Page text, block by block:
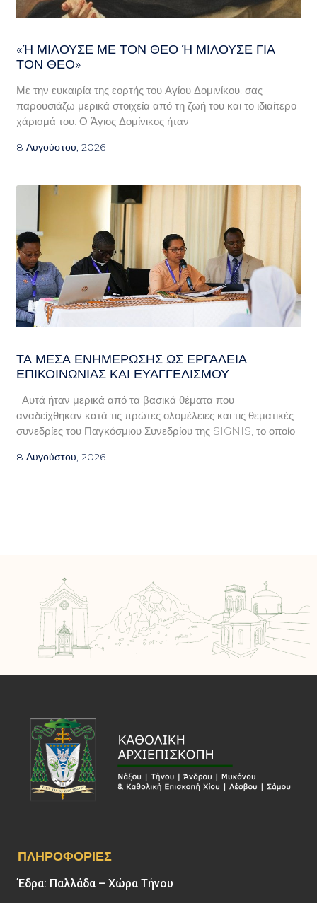
«Ή ΜΙΛΟΎΣΕ ΜΕ ΤΟΝ ΘΕΌ Ή ΜΙΛΟΎΣΕ ΓΙΑ ΤΟ
Ν ΘΕΌ»
Με την ευκαιρία της εορτής του Αγίου Δομινίκου, σας
παρουσιάζω μερικά στοιχεία από τη ζωή του και το ιδιαίτερο
χάρισμά του. Ο Άγιος Δομίνικος ήταν
8 Αυγούστου, 2026
ΤΑ ΜΈΣΑ ΕΝΗΜΈΡΩΣΗΣ ΩΣ ΕΡΓΑΛΕΊΑ
ΕΠΙΚΟΙΝΩΝΊΑΣ ΚΑΙ ΕΥΑΓΓΕΛΙΣΜΟΎ
Αυτά ήταν μερικά από τα βασικά θέματα που
αναδείχθηκαν κατά τις πρώτες ολομέλειες και τις θεματικές
συνεδρίες του Παγκόσμιου Συνεδρίου της SIGNIS, το οποίο
8 Αυγούστου, 2026
ΠΛΗΡΟΦΟΡΊΕΣ
Έδρα: Παλλάδα – Χώρα Τήνου